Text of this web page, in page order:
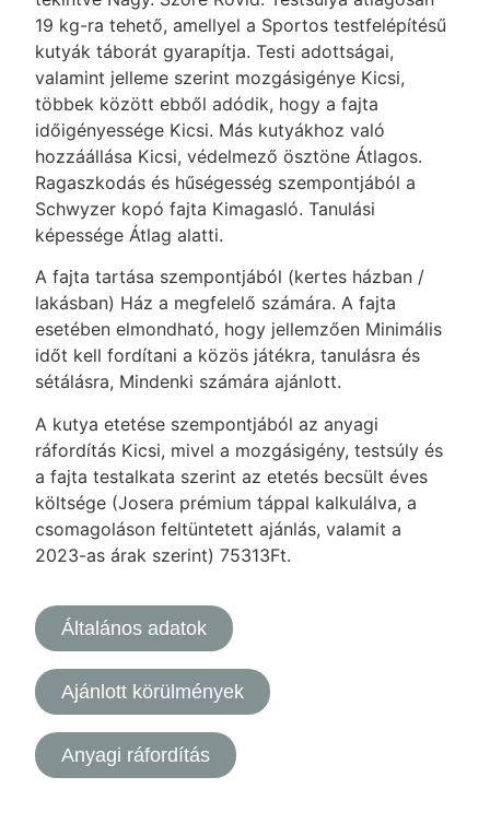
19 kg-ra tehető, amellyel a Sportos testfelépítésű
kutyák táborát gyarapítja. Testi adottságai,
valamint jelleme szerint mozgásigénye Kicsi,
többek között ebből adódik, hogy a fajta
időigényessége Kicsi. Más kutyákhoz való
hozzáállása Kicsi, védelmező ösztöne Átlagos.
Ragaszkodás és hűségesség szempontjából a
Schwyzer kopó fajta Kimagasló. Tanulási
képessége Átlag alatti.
A fajta tartása szempontjából (kertes házban /
lakásban) Ház a megfelelő számára. A fajta
esetében elmondható, hogy jellemzően Minimális
időt kell fordítani a közös játékra, tanulásra és
sétálásra, Mindenki számára ajánlott.
A kutya etetése szempontjából az anyagi
ráfordítás Kicsi, mivel a mozgásigény, testsúly és
a fajta testalkata szerint az etetés becsült éves
költsége (Josera prémium táppal kalkulálva, a
csomagoláson feltüntetett ajánlás, valamit a
2023-as árak szerint) 75313Ft.
Általános adatok
Ajánlott körülmények
Anyagi ráfordítás